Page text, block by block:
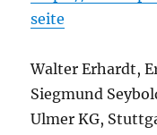
seite
Walter Erhardt,
Siegmund
Ulmer KG,